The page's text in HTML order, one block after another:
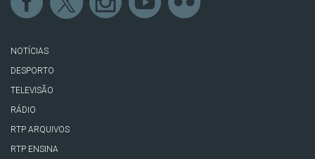
NOTÍCIAS
DESPORTO
TELEVISÃO
RÁDIO
RTP ARQUIVOS
RTP ENSINA